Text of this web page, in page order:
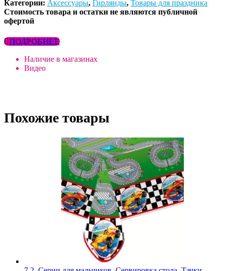
Категории: Аксессуары, Гирлянды, Товары для праздника
Стоимость товара и остатки не являются публичной
офертой
ПОДРОБНЕЕ
Наличие в магазинах
Видео
Похожие товары